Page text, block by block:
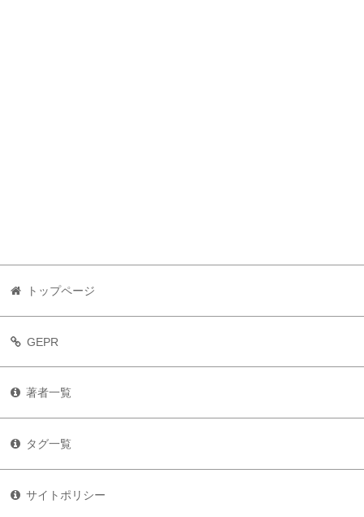
トップページ
GEPR
著者一覧
タグ一覧
サイトポリシー